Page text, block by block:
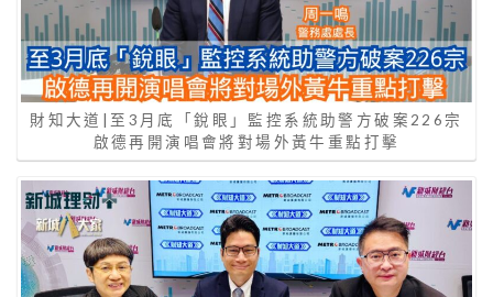
財知大道|至3月底「銳眼」監控系統助警方破案226宗
啟德再開演唱會將對場外黃牛重點打擊